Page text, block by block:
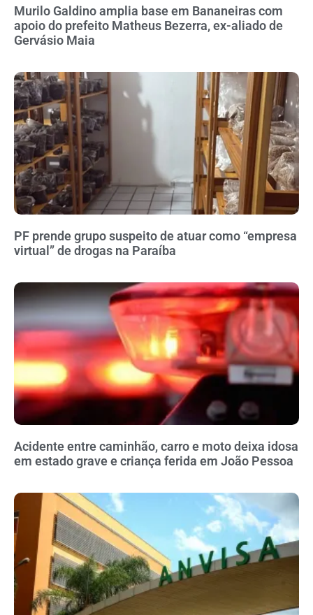
Murilo Galdino amplia base em Bananeiras com
apoio do prefeito Matheus Bezerra, ex-aliado de
Gervásio Maia
PF prende grupo suspeito de atuar como “empresa
virtual” de drogas na Paraíba
Acidente entre caminhão, carro e moto deixa idosa
em estado grave e criança ferida em João Pessoa